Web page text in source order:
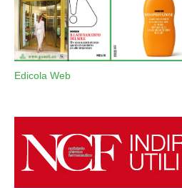
Edicola Web